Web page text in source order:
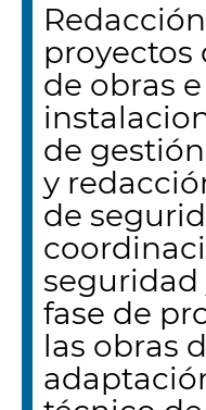
proyectos
de obras e
de
y
de
seguridad
fase de
las obras